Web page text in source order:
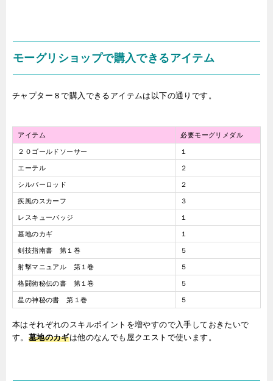
モーグリショップで購入できるアイテム
チャプター８で購入できるアイテムは以下の通りです。
アイテム 必要モーグリメダル
２０ゴールドソーサー １
エーテル ２
シルバーロッド ２
疾風のスカーフ ３
レスキューバッジ １
墓地のカギ １
剣技指南書 第１巻 ５
射撃マニュアル 第１巻 ５
格闘術秘伝の書 第１巻 ５
星の神秘の書 第１巻 ５
本はそれぞれのスキルポイントを増やすので入手しておきたいで
す。 墓地のカギは他のなんでも屋クエストで使います。